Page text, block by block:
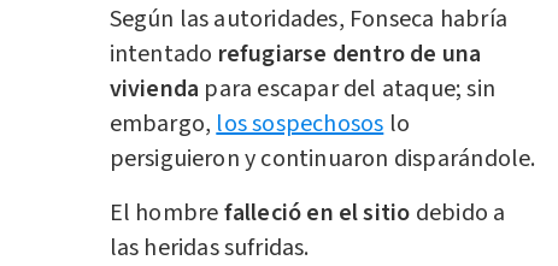
Según las autoridades, Fonseca habría
intentado refugiarse dentro de una
vivienda para escapar del ataque; sin
embargo, los sospechosos lo
persiguieron y continuaron disparándole.
El hombrefalleció en el sitio debido a
las heridas sufridas.